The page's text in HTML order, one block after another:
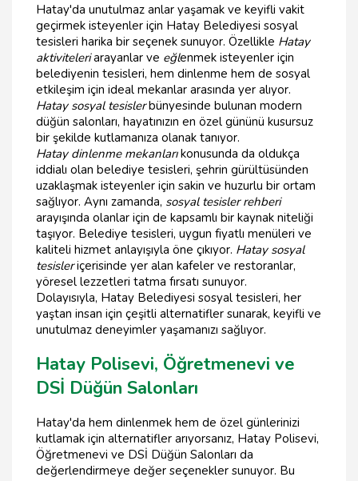
Hatay'da unutulmaz anlar yaşamak ve keyifli vakit
geçirmek isteyenler için Hatay Belediyesi sosyal
tesisleri harika bir seçenek sunuyor. Özellikle Hatay
aktiviteleriarayanlar ve eğlenmek isteyenler için
belediyenin tesisleri, hem dinlenme hem de sosyal
etkileşim için ideal mekanlar arasında yer alıyor.
Hatay sosyal tesislerbünyesinde bulunan modern
düğün salonları, hayatınızın en özel gününü kusursuz
bir şekilde kutlamanıza olanak tanıyor.
Hatay dinlenme mekanlarıkonusunda da oldukça
iddialı olan belediye tesisleri, şehrin gürültüsünden
uzaklaşmak isteyenler için sakin ve huzurlu bir ortam
sağlıyor. Aynı zamanda, sosyal tesisler rehberi
arayışında olanlar için de kapsamlı bir kaynak niteliği
taşıyor. Belediye tesisleri, uygun fiyatlı menüleri ve
kaliteli hizmet anlayışıyla öne çıkıyor. Hatay sosyal
tesisleriçerisinde yer alan kafeler ve restoranlar,
yöresel lezzetleri tatma fırsatı sunuyor.
Dolayısıyla, Hatay Belediyesi sosyal tesisleri, her
yaştan insan için çeşitli alternatifler sunarak, keyifli ve
unutulmaz deneyimler yaşamanızı sağlıyor.
Hatay Polisevi, Öğretmenevi ve
DSİ Düğün Salonları
Hatay'da hem dinlenmek hem de özel günlerinizi
kutlamak için alternatifler arıyorsanız, Hatay Polisevi,
Öğretmenevi ve DSİ Düğün Salonları da
değerlendirmeye değer seçenekler sunuyor. Bu